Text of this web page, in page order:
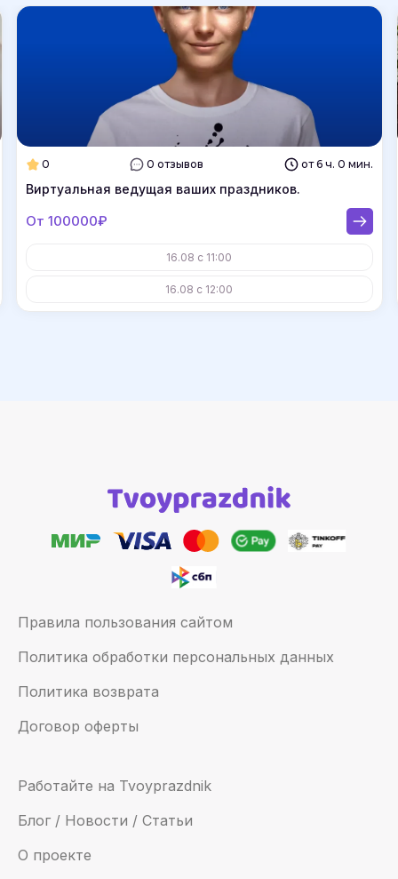
0 0 отзывов от 6 ч. 0 мин.
Виртуальная ведущая ваших праздников.
От 100000₽
16.08 с 11:00
16.08 с 12:00
Правила пользования сайтом
Политика обработки персональных данных
Политика возврата
Договор оферты
Работайте на Tvoyprazdnik
Блог / Новости / Статьи
О проекте